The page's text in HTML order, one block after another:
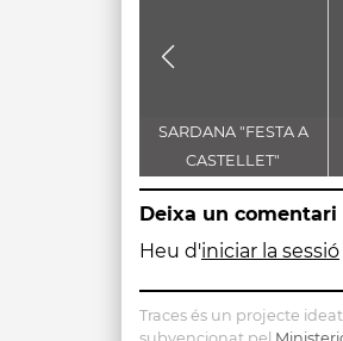
SARDANA "FESTA A
CASTELLET"
Deixa un comentari
Heu d'iniciar la sessió
Traces és un projecte